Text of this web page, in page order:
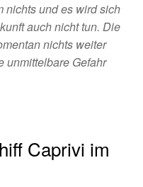
nichts und es wird sich
auch nicht tun. Die
nichts weiter
unmittelbare Gefahr
Caprivi im